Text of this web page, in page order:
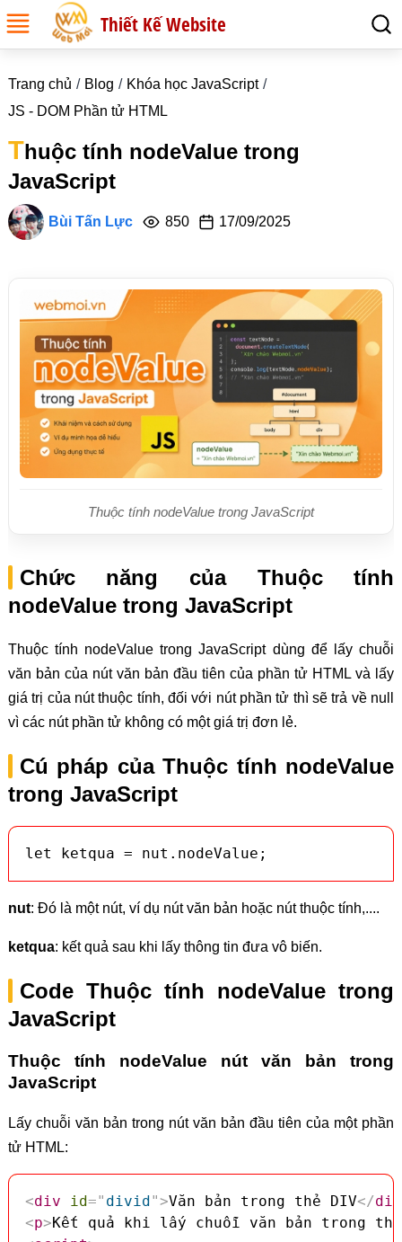
Thiết Kế Website
Trang chủ Blog
Khóa học JavaScript
JS - DOM Phần tử HTML
Thuộc tính nodeValue trong
JavaScript
Bùi Tấn Lực 850 17/09/2025
Thuộc tính nodeValue trong JavaScript
Chức năng của Thuộc tính
nodeValue trong JavaScript
Thuộc tính nodeValue trong JavaScript dùng để lấy chuỗi
văn bản của nút văn bản đầu tiên của phần tử HTML và lấy
giá trị của nút thuộc tính, đối với nút phần tử thì sẽ trả về null
vì các nút phần tử không có một giá trị đơn lẻ.
Cú pháp của Thuộc tính nodeValue
trong JavaScript
let ketqua = nut.nodeValue;
nut: Đó là một nút, ví dụ nút văn bản hoặc nút thuộc tính,....
ketqua: kết quả sau khi lấy thông tin đưa vô biến.
Code Thuộc tính nodeValue trong
JavaScript
Thuộc tính nodeValue nút văn bản trong
JavaScript
Lấy chuỗi văn bản trong nút văn bản đầu tiên của một phần
tử HTML:
<div id=" divid">Văn bản trong thẻ DIV</div
<p>Kết quả khi lấy chuỗi văn bản trong